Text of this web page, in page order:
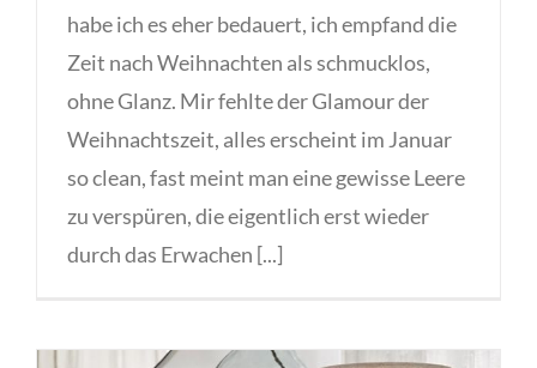
habe ich es eher bedauert, ich empfand die
Zeit nach Weihnachten als schmucklos,
ohne Glanz. Mir fehlte der Glamour der
Weihnachtszeit, alles erscheint im Januar
so clean, fast meint man eine gewisse Leere
zu verspüren, die eigentlich erst wieder
durch das Erwachen [...]